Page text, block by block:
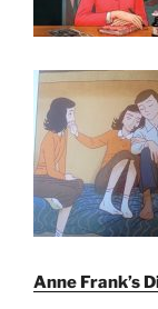
Anne Frank’s